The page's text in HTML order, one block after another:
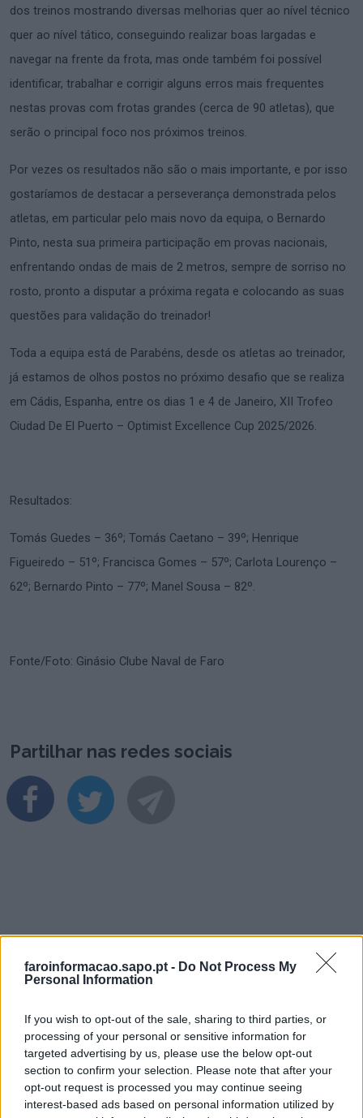
faroinformacao.sapo.pt - Do Not Process My
Personal Information
If you wish to opt-out of the sale, sharing to third parties, or
processing of your personal or sensitive information for
targeted advertising by us, please use the below opt-out
section to confirm your selection. Please note that after your
opt-out request is processed you may continue seeing
interest-based ads based on personal information utilized by
dos treinos mostrando diversas melhorias quer ao nível técnico
quer ao nível tático, conseguindo realizar boas largadas e
navegar na frente da frota, mas onde também foi possível
identificar, trabalhar e corrigir alguns erros mais frequentes
nestas provas com frotas grandes (cerca de 90 atletas), que
serão o principal foco nos próximos treinos.
Por vezes os resultados não são o mais importante, e por isso
gostaríamos de destacar a perseverança demonstrada pelos
atletas, em particular pelo mais novo da equipa, o Bernardo
Pinto, nesta sua primeira participação em provas nacionais,
enfrentando ondas de mais de 2 metros, sempre de sorriso no
rosto, pronto a disputar a próxima regata e colocando as suas
questões para validação do treinador!
Toda a equipa está de Parabéns, desde os atletas ao treinador,
já estamos de olhos postos no próximo desafio que se realiza
em Cádis, Espanha, entre os dias 1 e 4 de Janeiro, XII Trofeo
Ciudad De El Puerto – Optimist Excellence Cup 2025/2026.
Resultados:
Tomás Guedes – 36º; Tomás Caetano – 39º; Henrique
Figueiredo – 51º; Francisca Gomes – 57º; Carlota Lourenço –
62º; Bernardo Pinto – 77º; Manel Sousa – 82º.
Fonte/Foto: Ginásio Clube Naval de Faro
Partilhar nas redes sociais
Últimas Notícias